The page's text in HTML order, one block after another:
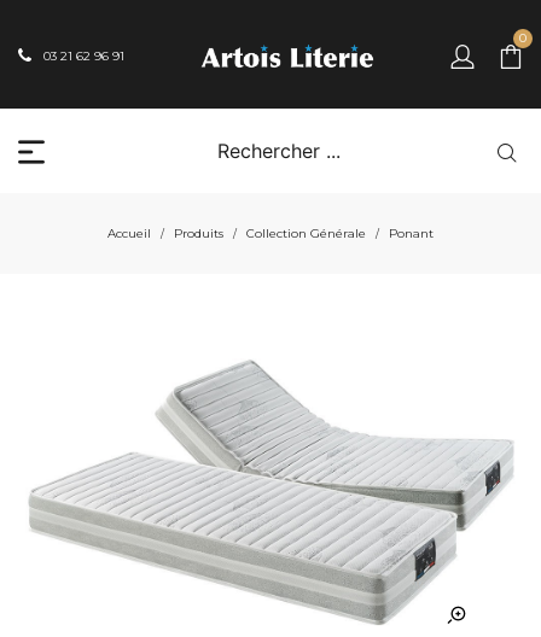
03 21 62 96 91
0
Accueil / Produits / Collection Générale / Ponant